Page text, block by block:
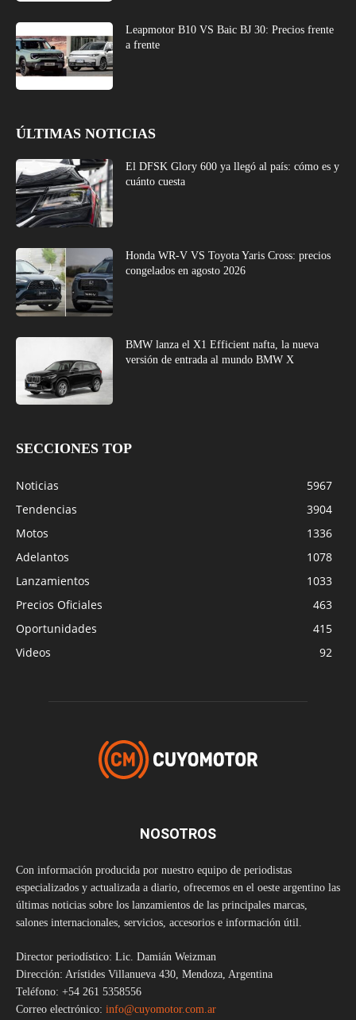
Leapmotor B10 VS Baic BJ 30: Precios frente
a frente
ÚLTIMAS NOTICIAS
El DFSK Glory 600 ya llegó al país: cómo es y
cuánto cuesta
Honda WR-V VS Toyota Yaris Cross: precios
congelados en agosto 2026
BMW lanza el X1 Efficient nafta, la nueva
versión de entrada al mundo BMW X
SECCIONES TOP
Noticias
5967
Tendencias
3904
Motos
1336
Adelantos
1078
Lanzamientos
1033
Precios Oficiales
463
Oportunidades
415
Videos
92
NOSOTROS
Con información producida por nuestro equipo de periodistas
especializados y actualizada a diario, ofrecemos en el oeste argentino las
últimas noticias sobre los lanzamientos de las principales marcas,
salones internacionales, servicios, accesorios e información útil.
Director periodístico: Lic. Damián Weizman
Dirección: Arístides Villanueva 430, Mendoza, Argentina
Teléfono: +54 261 5358556
Correo electrónico: info@cuyomotor.com.ar